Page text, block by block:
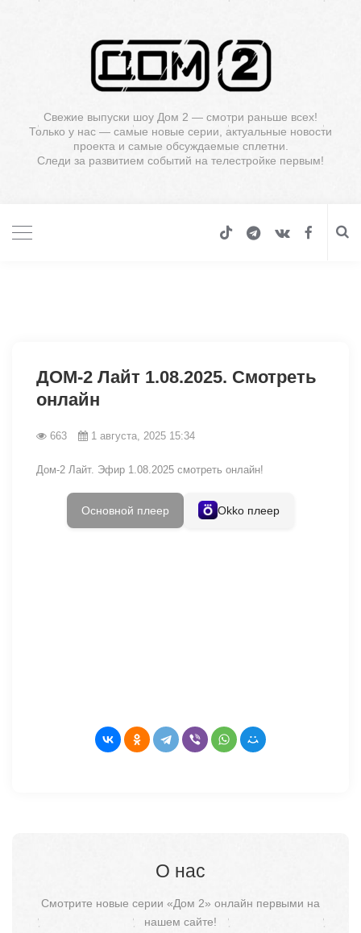
Свежие выпуски шоу Дом 2 — смотри раньше всех!
Только у нас — самые новые серии, актуальные новости
проекта и самые обсуждаемые сплетни.
Следи за развитием событий на телестройке первым!
ДОМ-2 Лайт 1.08.2025. Смотреть
онлайн
663 1 августа, 2025 15:34
Дом-2 Лайт. Эфир 1.08.2025 смотреть онлайн!
Основной плеер Okko плеер
О нас
Смотрите новые серии «Дом 2» онлайн первыми на
нашем сайте!